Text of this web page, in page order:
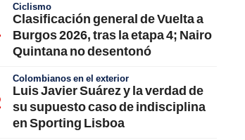
Ciclismo
Clasificación general de Vuelta a
Burgos 2026, tras la etapa 4; Nairo
Quintana no desentonó
Colombianos en el exterior
Luis Javier Suárez y la verdad de
su supuesto caso de indisciplina
en Sporting Lisboa